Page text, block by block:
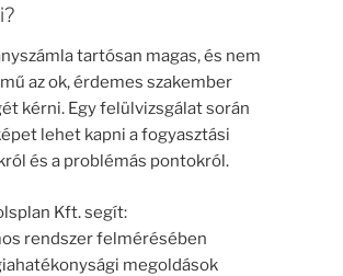
tartósan magas, és nem
az ok, érdemes szakember
kérni. Egy felülvizsgálat során
lehet kapni a fogyasztási
és a problémás pontokról.
Kft. segít:
rendszer felmérésében
megoldások